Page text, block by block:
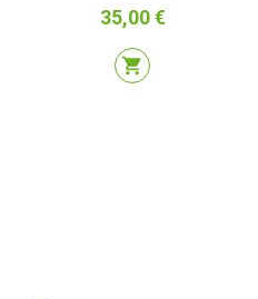
Preço
35,00 €
shopping_cart